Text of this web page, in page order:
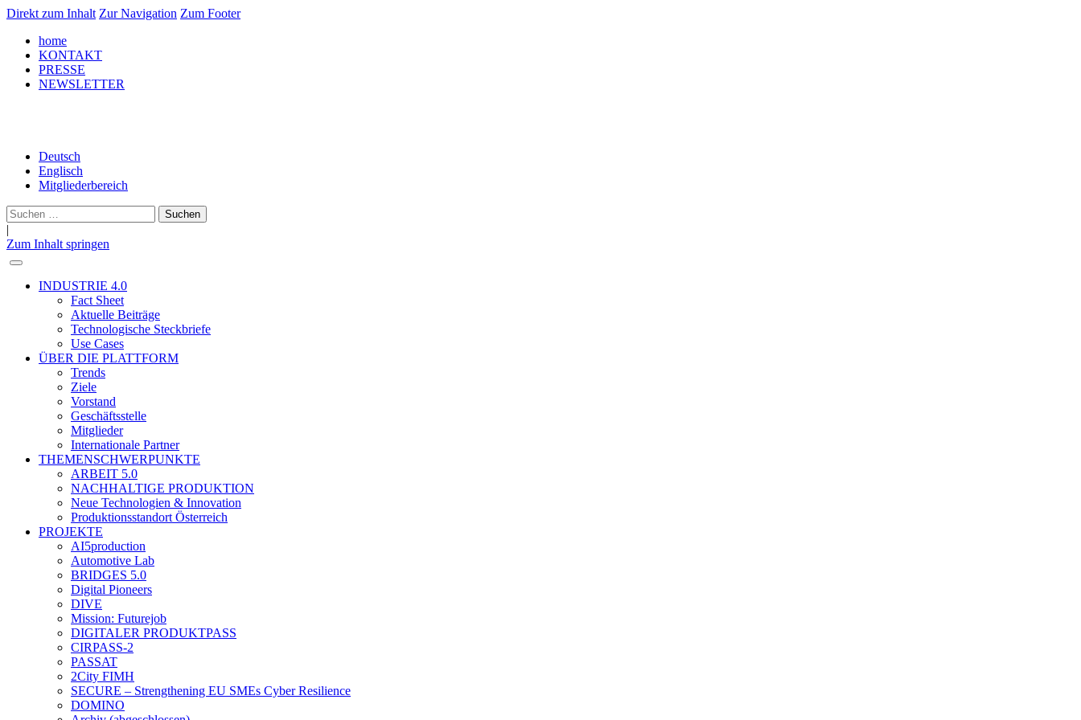
Direkt zum Inhalt Zur Navigation Zum Footer
home
KONTAKT
PRESSE
NEWSLETTER
Deutsch
Englisch
Mitgliederbereich
Suche
nach:
|
Zum Inhalt springen
INDUSTRIE 4.0
Fact Sheet
Aktuelle Beiträge
Technologische Steckbriefe
Use Cases
ÜBER DIE PLATTFORM
Trends
Ziele
Vorstand
Geschäftsstelle
Mitglieder
Internationale Partner
THEMENSCHWERPUNKTE
ARBEIT 5.0
NACHHALTIGE PRODUKTION
Neue Technologien & Innovation
Produktionsstandort Österreich
PROJEKTE
AI5production
Automotive Lab
BRIDGES 5.0
Digital Pioneers
DIVE
Mission: Futurejob
DIGITALER PRODUKTPASS
CIRPASS-2
PASSAT
2City FIMH
SECURE – Strengthening EU SMEs Cyber Resilience
DOMINO